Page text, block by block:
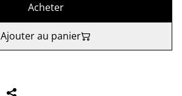
Acheter
Ajouter au panier